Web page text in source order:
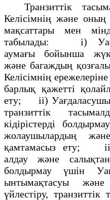
Транзиттік
Келiсiмнiң және оның
мақсаттары мен
табылады: i)
аумағы бойынша
және багаждың
Келiсiмнің ережелерiне
барлық қажеттi
ету; іі) Уағдаласушы
транзиттiк
кiдiрiстердi
жолаушылардың
қамтамасыз ету;
алдау және
болдырмау үшiн
ынтымақтасуы
үйлестiру, транзиттiк